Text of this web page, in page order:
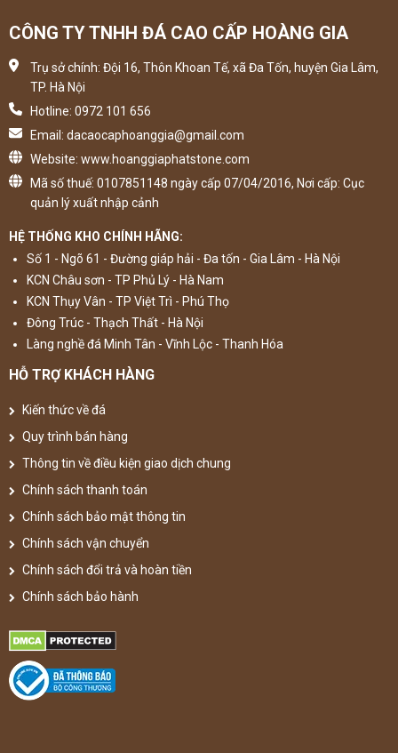
CÔNG TY TNHH ĐÁ CAO CẤP HOÀNG GIA
Trụ sở chính: Đội 16, Thôn Khoan Tế, xã Đa Tốn, huyện Gia Lâm,
TP. Hà Nội
Hotline: 0972 101 656
Email: dacaocaphoanggia@gmail.com
Website: www.hoanggiaphatstone.com
Mã số thuế: 0107851148 ngày cấp 07/04/2016, Nơi cấp: Cục
quản lý xuất nhập cảnh
HỆ THỐNG KHO CHÍNH HÃNG:
Số 1 - Ngõ 61 - Đường giáp hải - Đa tốn - Gia Lâm - Hà Nội
KCN Châu sơn - TP Phủ Lý - Hà Nam
KCN Thụy Vân - TP Việt Trì - Phú Thọ
Đông Trúc - Thạch Thất - Hà Nội
Làng nghề đá Minh Tân - Vĩnh Lộc - Thanh Hóa
HỖ TRỢ KHÁCH HÀNG
Kiến thức về đá
Quy trình bán hàng
Thông tin về điều kiện giao dịch chung
Chính sách thanh toán
Chính sách bảo mật thông tin
Chính sách vận chuyển
Chính sách đổi trả và hoàn tiền
Chính sách bảo hành